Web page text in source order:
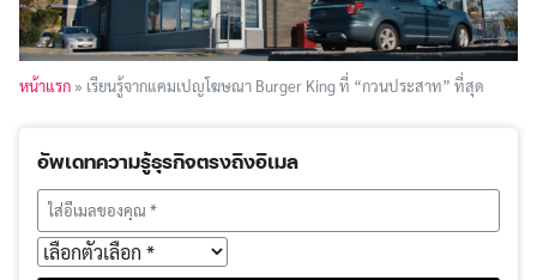
หน้าแรก » เรียนรู้จากแคมเปญโฆษณา Burger King ที่ “กวนประสาท” ที่สุด
อัพเดทความรู้ธุรกิจตรงถึงอีเมล